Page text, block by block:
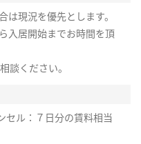
現況を優先とします。
入居開始までお時間を頂
談ください。
セル：７日分の賃料相当